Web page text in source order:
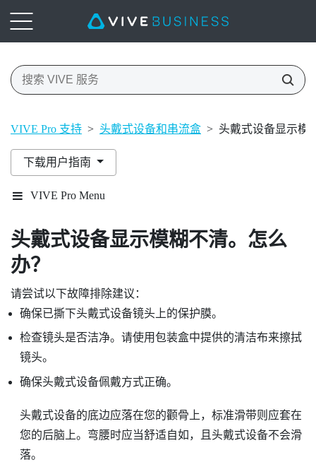
VIVE Pro 支持 > 头戴式设备和串流盒 > 头戴式设备显示模
下载用户指南
VIVE Pro Menu
头戴式设备显示模糊不清。怎么
办？
请尝试以下故障排除建议：
确保已撕下头戴式设备镜头上的保护膜。
检查镜头是否洁净。请使用包装盒中提供的清洁布来擦拭
镜头。
确保头戴式设备佩戴方式正确。
头戴式设备的底边应落在您的颧骨上，标准滑带则应套在
您的后脑上。弯腰时应当舒适自如，且头戴式设备不会滑
落。